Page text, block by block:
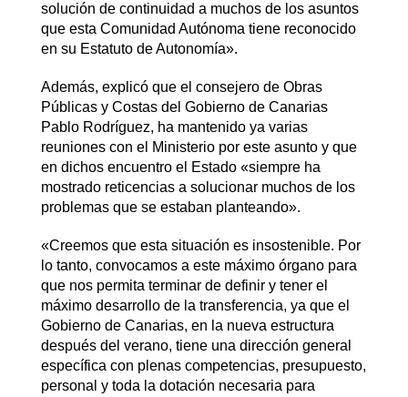
solución de continuidad a muchos de los asuntos
que esta Comunidad Autónoma tiene reconocido
en su Estatuto de Autonomía».
Además, explicó que el consejero de Obras
Públicas y Costas del Gobierno de Canarias
Pablo Rodríguez, ha mantenido ya varias
reuniones con el Ministerio por este asunto y que
en dichos encuentro el Estado «siempre ha
mostrado reticencias a solucionar muchos de los
problemas que se estaban planteando».
«Creemos que esta situación es insostenible. Por
lo tanto, convocamos a este máximo órgano para
que nos permita terminar de definir y tener el
máximo desarrollo de la transferencia, ya que el
Gobierno de Canarias, en la nueva estructura
después del verano, tiene una dirección general
específica con plenas competencias, presupuesto,
personal y toda la dotación necesaria para